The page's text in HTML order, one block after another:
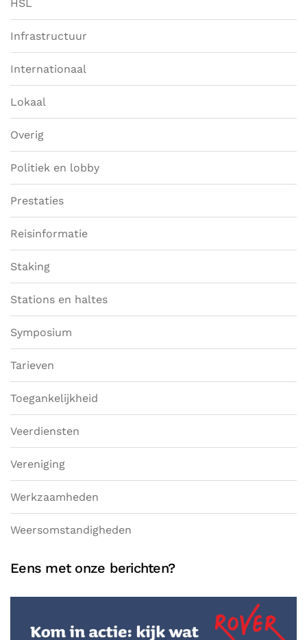
HSL
Infrastructuur
Internationaal
Lokaal
Overig
Politiek en lobby
Prestaties
Reisinformatie
Staking
Stations en haltes
Symposium
Tarieven
Toegankelijkheid
Veerdiensten
Vereniging
Werkzaamheden
Weersomstandigheden
Eens met onze berichten?